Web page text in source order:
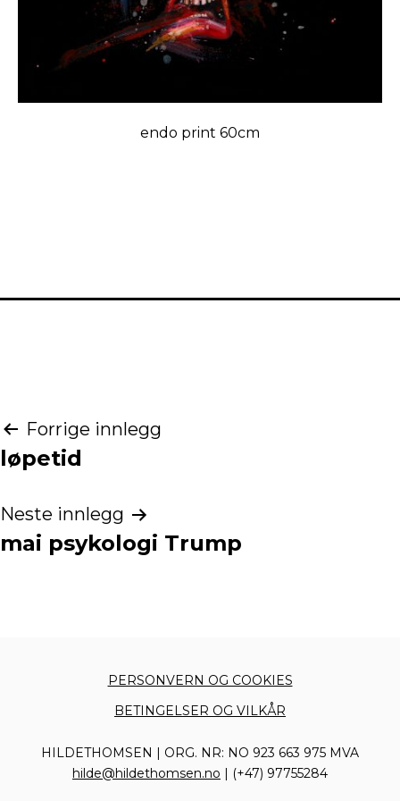
endo print 60cm
Innleggsnavigasjon
Forrige innlegg
løpetid
Neste innlegg
mai psykologi Trump
PERSONVERN OG COOKIES
BETINGELSER OG VILKÅR
HILDETHOMSEN | ORG. NR: NO 923 663 975 MVA
hilde@hildethomsen.no | (+47) 97755284